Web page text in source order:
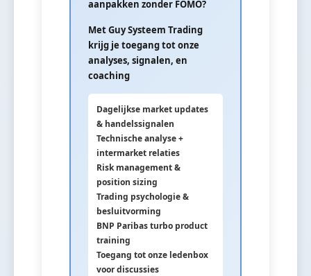
aanpakken zonder FOMO?
Met Guy Systeem Trading
krijg je toegang tot onze
analyses, signalen, en
coaching
Dagelijkse market updates
& handelssignalen
Technische analyse +
intermarket relaties
Risk management &
position sizing
Trading psychologie &
besluitvorming
BNP Paribas turbo product
training
Toegang tot onze ledenbox
voor discussies